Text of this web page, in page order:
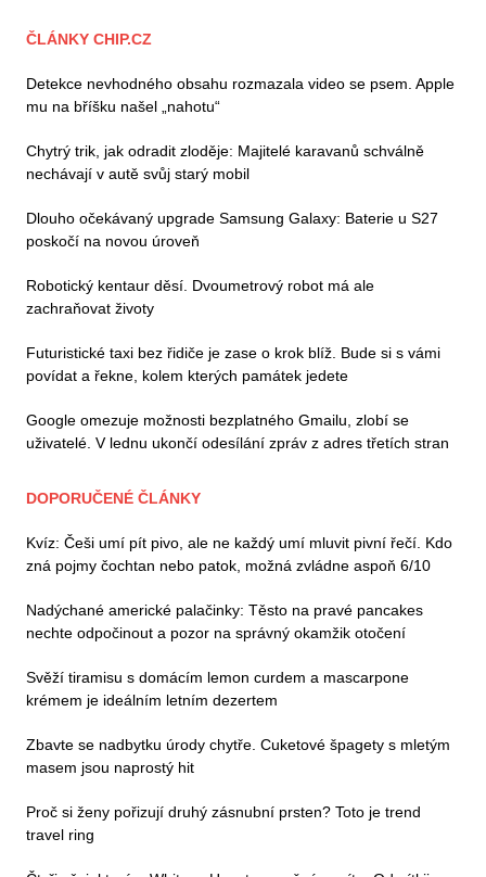
ČLÁNKY CHIP.CZ
Detekce nevhodného obsahu rozmazala video se psem. Apple
mu na bříšku našel „nahotu“
Chytrý trik, jak odradit zloděje: Majitelé karavanů schválně
nechávají v autě svůj starý mobil
Dlouho očekávaný upgrade Samsung Galaxy: Baterie u S27
poskočí na novou úroveň
Robotický kentaur děsí. Dvoumetrový robot má ale
zachraňovat životy
Futuristické taxi bez řidiče je zase o krok blíž. Bude si s vámi
povídat a řekne, kolem kterých památek jedete
Google omezuje možnosti bezplatného Gmailu, zlobí se
uživatelé. V lednu ukončí odesílání zpráv z adres třetích stran
DOPORUČENÉ ČLÁNKY
Kvíz: Češi umí pít pivo, ale ne každý umí mluvit pivní řečí. Kdo
zná pojmy čochtan nebo patok, možná zvládne aspoň 6/10
Nadýchané americké palačinky: Těsto na pravé pancakes
nechte odpočinout a pozor na správný okamžik otočení
Svěží tiramisu s domácím lemon curdem a mascarpone
krémem je ideálním letním dezertem
Zbavte se nadbytku úrody chytře. Cuketové špagety s mletým
masem jsou naprostý hit
Proč si ženy pořizují druhý zásnubní prsten? Toto je trend
travel ring